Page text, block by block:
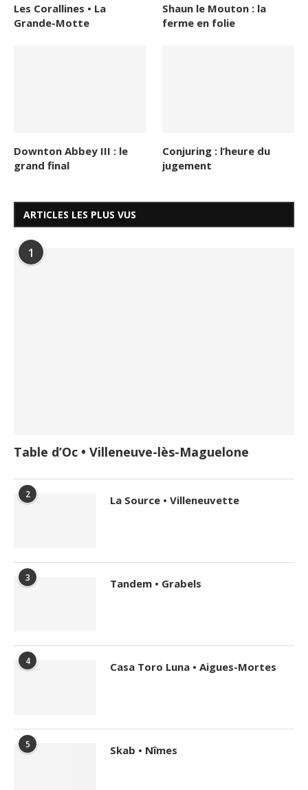
Les Corallines • La
Grande-Motte
Shaun le Mouton : la
ferme en folie
Downton Abbey III : le
grand final
Conjuring : l’heure du
jugement
ARTICLES LES PLUS VUS
1
Table d’Oc • Villeneuve-lès-Maguelone
2 La Source • Villeneuvette
3 Tandem • Grabels
4 Casa Toro Luna • Aigues-Mortes
5 Skab • Nîmes